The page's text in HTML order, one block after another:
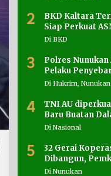
2
BKD Kaltara
Siap Perkuat
Pemprov
Di BKD
3
Polres Nunukan
Pelaku
Di Hukrim, Nunukan
4
TNI AU
Baru Buatan
Di Nasional
5
32 Gerai
Dibangun,
Penyediaan
Di Nunukan